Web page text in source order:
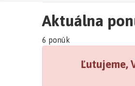
Aktuálna
6 ponúk
Ľutujeme,